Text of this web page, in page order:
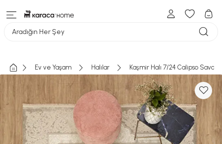
Aradığın Her Şey
Ev ve Yaşam Halılar Kaşmir Halı 7/24 Calipso Sava